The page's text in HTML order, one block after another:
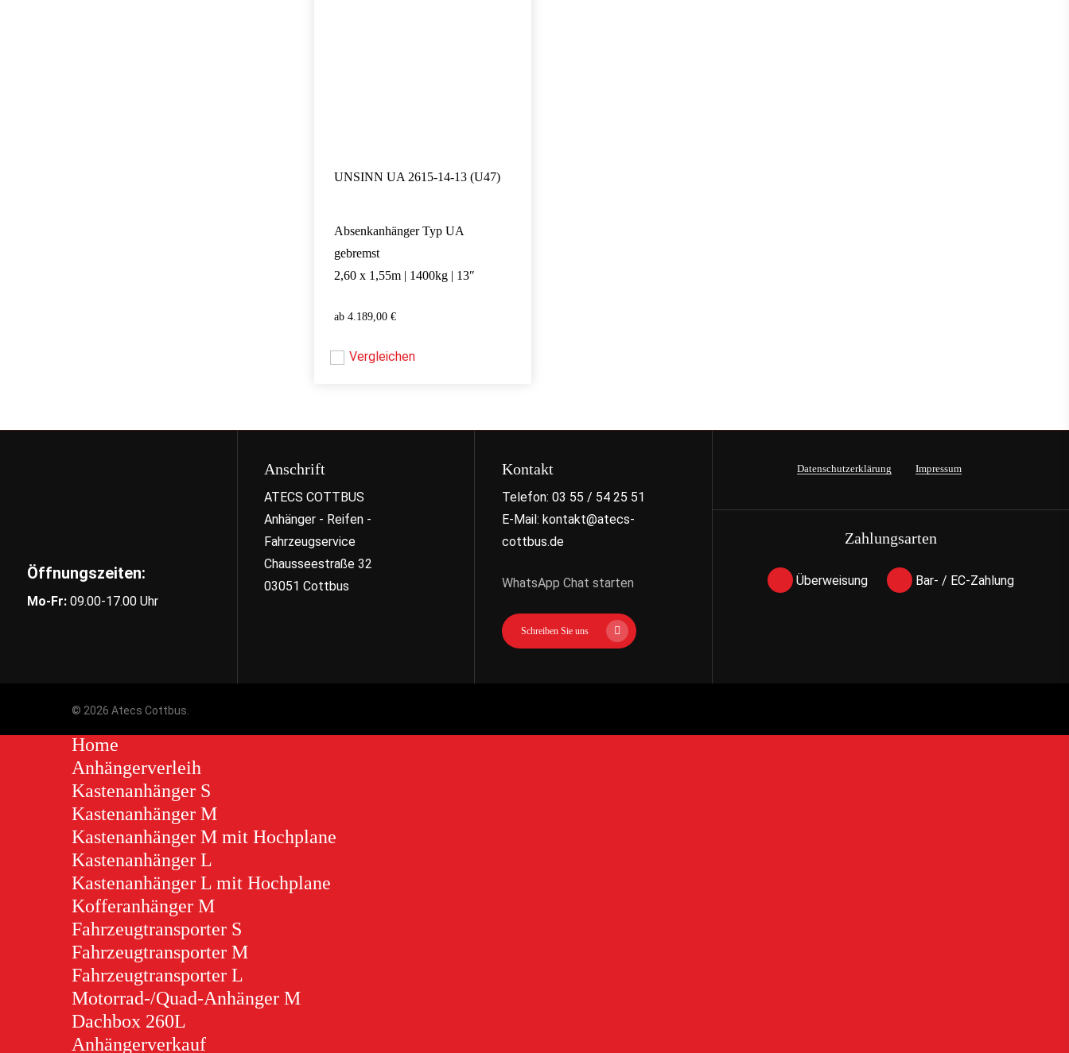
UNSINN UA 2615-14-13 (U47)
Absenkanhänger Typ UA
gebremst
2,60 x 1,55m | 1400kg | 13″
4.189,00€
4.189,00
Vergleichen
Öffnungszeiten:
Mo-Fr:09.00-17.00 Uhr
Anschrift
ATECS COTTBUS
Anhänger - Reifen -
Fahrzeugservice
Chausseestraße 32
03051 Cottbus
Kontakt
Telefon: 03 55 / 54 25 51
E-Mail: kontakt@atecs-
cottbus.de
WhatsApp Chat starten
Schreiben Sie uns
Datenschutzerklärung Impressum
Zahlungsarten
Überweisung Bar- / EC-Zahlung
© 2026 Atecs Cottbus.
Home
Anhängerverleih
Kastenanhänger S
Kastenanhänger M
Kastenanhänger M mit Hochplane
Kastenanhänger L
Kastenanhänger L mit Hochplane
Kofferanhänger M
Fahrzeugtransporter S
Fahrzeugtransporter M
Fahrzeugtransporter L
Motorrad-/Quad-Anhänger M
Dachbox 260L
Anhängerverkauf